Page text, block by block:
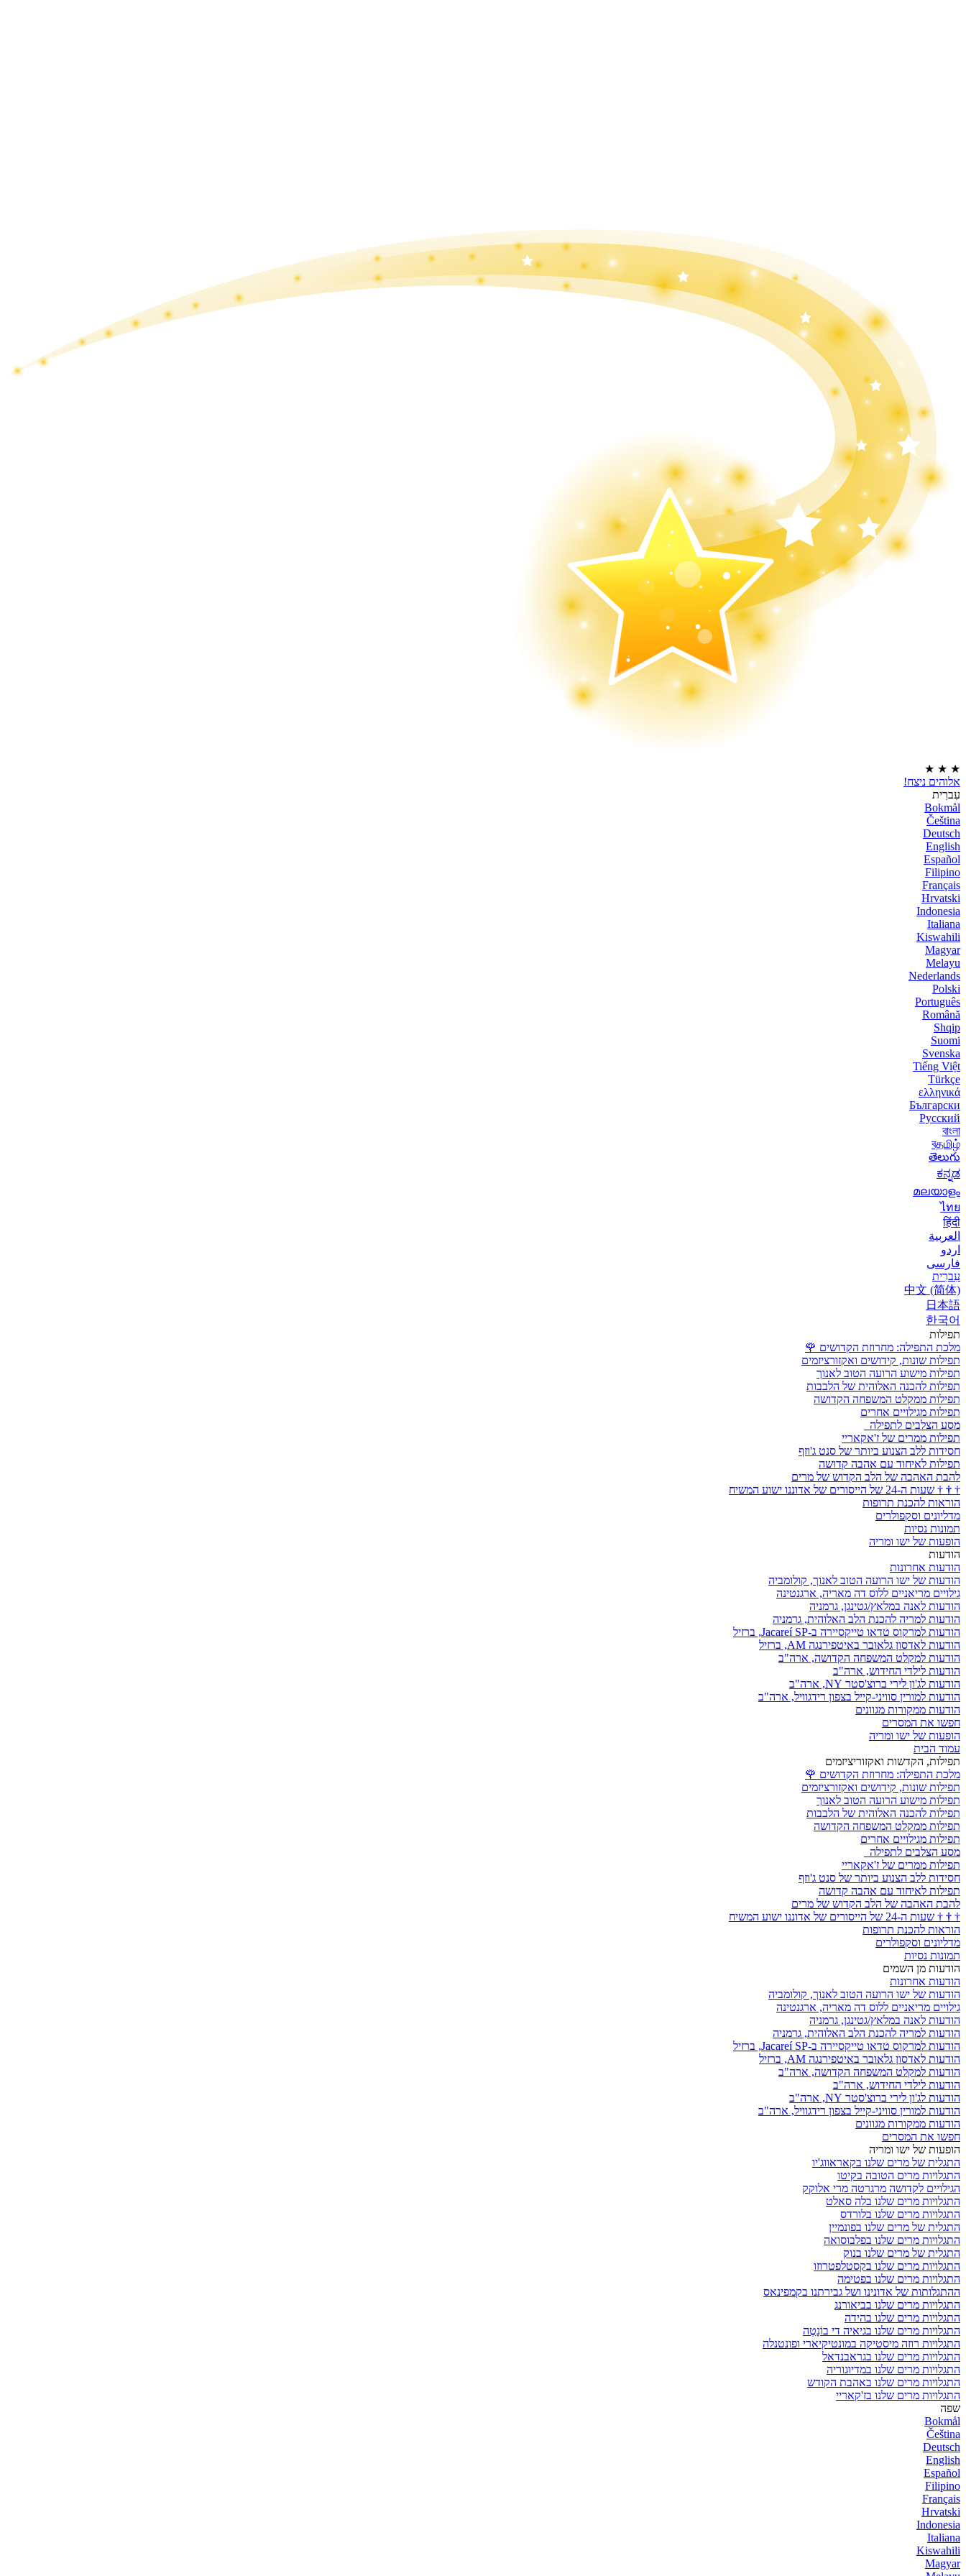
★
★
★
אלוהים ניצח!
עִברִית
Bokmål
Čeština
Deutsch
English
Español
Filipino
Français
Hrvatski
Indonesia
Italiana
Kiswahili
Magyar
Melayu
Nederlands
Polski
Português
Română
Shqip
Suomi
Svenska
Tiếng Việt
Türkçe
ελληνικά
Български
Русский
বাংলা
বதமிழ்
తెలుగు
ಕನ್ನಡ
മലയാളം
ไทย
हिंदी
العربية
اردو
فارسی
עִברִית
中文 (简体)
日本語
한국어
תפילות
מלכת התפילה: מחרוזת הקדושים 🌹
תפילות שונות, קידושים ואקזורציזמים
תפילות מישוע הרועה הטוב לאנוך
תפילות להכנה האלוהית של הלבבות
תפילות ממקלט המשפחה הקדושה
תפילות מגילויים אחרים
מסע הצלבים לתפילה
תפילות ממרים של ז'אקאריי
חסידות ללב הצנוע ביותר של סנט ג'וזף
תפילות לאיחוד עם אהבה קדושה
להבת האהבה של הלב הקדוש של מרים
†
†
† שעות ה-24 של הייסורים של אדוננו ישוע המשיח
הוראות להכנת תרופות
מדליונים וסקפולרים
תמונות נסיות
הופעות של ישו ומריה
הודעות
הודעות אחרונות
הודעות של ישו הרועה הטוב לאנוך, קולומביה
גילויים מריאניים ללוס דה מאריה, ארגנטינה
הודעות לאנה במלאץ/גטינגן, גרמניה
הודעות למריה להכנת הלב האלוהית, גרמניה
הודעות למרקוס טדאו טייקסיירה ב-Jacareí SP, ברזיל
הודעות לאדסון גלאובר באיטפירנגה AM, ברזיל
הודעות למקלט המשפחה הקדושה, ארה"ב
הודעות לילדי החידוש, ארה"ב
הודעות לג'ון לירי ברוצ'סטר NY, ארה"ב
הודעות למורין סוויני-קייל בצפון רידגוויל, ארה"ב
הודעות ממקורות מגוונים
חפשו את המסרים
הופעות של ישו ומריה
עמוד הבית
תפילות, הקדשות ואקזוריציזמים
מלכת התפילה: מחרוזת הקדושים 🌹
תפילות שונות, קידושים ואקזורציזמים
תפילות מישוע הרועה הטוב לאנוך
תפילות להכנה האלוהית של הלבבות
תפילות ממקלט המשפחה הקדושה
תפילות מגילויים אחרים
מסע הצלבים לתפילה
תפילות ממרים של ז'אקאריי
חסידות ללב הצנוע ביותר של סנט ג'וזף
תפילות לאיחוד עם אהבה קדושה
להבת האהבה של הלב הקדוש של מרים
†
†
† שעות ה-24 של הייסורים של אדוננו ישוע המשיח
הוראות להכנת תרופות
מדליונים וסקפולרים
תמונות נסיות
הודעות מן השמים
הודעות אחרונות
הודעות של ישו הרועה הטוב לאנוך, קולומביה
גילויים מריאניים ללוס דה מאריה, ארגנטינה
הודעות לאנה במלאץ/גטינגן, גרמניה
הודעות למריה להכנת הלב האלוהית, גרמניה
הודעות למרקוס טדאו טייקסיירה ב-Jacareí SP, ברזיל
הודעות לאדסון גלאובר באיטפירנגה AM, ברזיל
הודעות למקלט המשפחה הקדושה, ארה"ב
הודעות לילדי החידוש, ארה"ב
הודעות לג'ון לירי ברוצ'סטר NY, ארה"ב
הודעות למורין סוויני-קייל בצפון רידגוויל, ארה"ב
הודעות ממקורות מגוונים
חפשו את המסרים
הופעות של ישו ומריה
התגלית של מרים שלנו בקאראווג'יו
התגלויות מרים הטובה בקיטו
הגילויים לקדושה מרגרטה מרי אלוקק
התגלויות מרים שלנו בלה סאלט
התגלויות מרים שלנו בלורדס
התגלית של מרים שלנו בפונמיין
התגלויות מרים שלנו בפלבוסואה
התגלית של מרים שלנו בנוק
התגלויות מרים שלנו בקסטלפטרוזו
התגלויות מרים שלנו בפטימה
ההתגלותות של אדונינו ושל גבירתנו בקמפינאס
התגלויות מרים שלנו בביאורנג
התגלויות מרים שלנו בהידה
התגלויות מרים שלנו בגיאיה די בוֹנָטֶה
התגלויות רוזה מיסטיקה במונטיקיארי ופונטנלה
התגלויות מרים שלנו בגראבנדאל
התגלויות מרים שלנו במדיוגוריה
התגלויות מרים שלנו באהבת הקודש
התגלויות מרים שלנו בז'קאריי
שפה
Bokmål
Čeština
Deutsch
English
Español
Filipino
Français
Hrvatski
Indonesia
Italiana
Kiswahili
Magyar